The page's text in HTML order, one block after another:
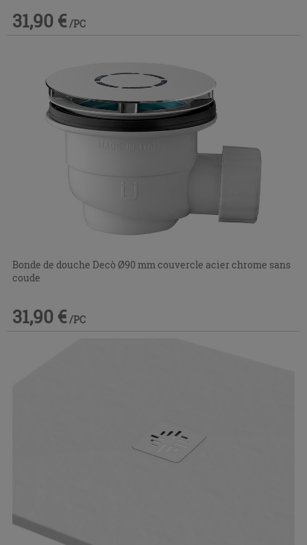
31,90 € /PC
Bonde de douche Decò Ø90 mm couvercle acier chrome sans
coude
31,90 € /PC